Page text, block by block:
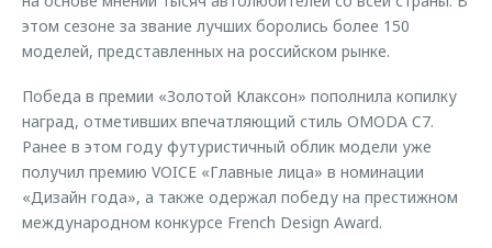
этом сезоне за звание лучших боролись более 150
моделей, представленных на российском рынке.
Победа в премии «Золотой Клаксон» пополнила копилку
наград, отметивших впечатляющий стиль OMODA C7.
Ранее в этом году футуристичный облик модели уже
получил премию VOICE «Главные лица» в номинации
«Дизайн года», а также одержал победу на престижном
международном конкурсе French Design Award.